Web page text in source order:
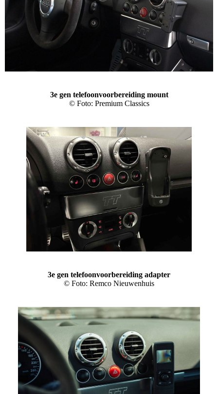
3e gen telefoonvoorbereiding mount
© Foto: Premium Classics
3e gen telefoonvoorbereiding adapter
© Foto: Remco Nieuwenhuis